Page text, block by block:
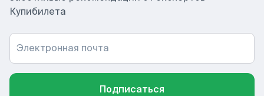
Купибилета
Электронная почта
Подписаться